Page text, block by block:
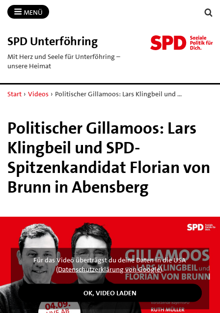
MENÜ
SPD Unterföhring
Mit Herz und Seele für Unterföhring –
unsere Heimat
Start › Videos › Politischer Gillamoos: Lars Klingbeil und …
Politischer Gillamoos: Lars
Klingbeil und SPD-
Spitzenkandidat Florian von
Brunn in Abensberg
Für das Video überträgst du deine Daten in die USA
(Datenschutzerklärung von Google).